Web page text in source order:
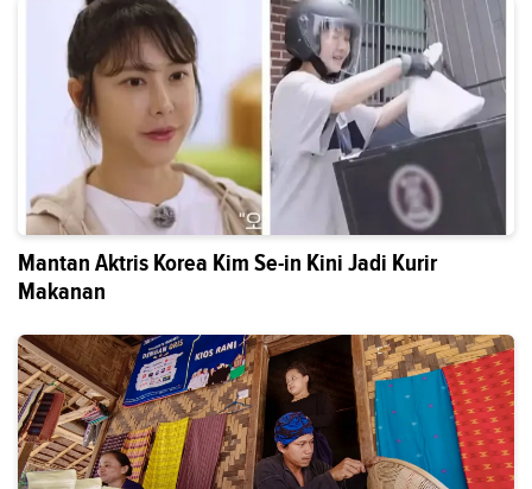
Mantan Aktris Korea Kim Se-in Kini Jadi Kurir
Makanan